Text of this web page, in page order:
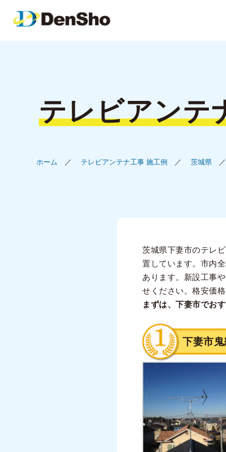
テレビアンテ
ホーム テレビアンテナ工事 施工例 茨城県
茨城県下妻市のテレ
置しています。市内
あります。新設工事
せください。格安価
まずは、下妻市でお
下妻市鬼